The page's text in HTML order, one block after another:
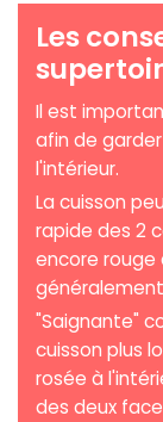
Les
Il est
afin de
l'intérieur.
La cuisson
rapide des 2
encore rouge
"Saignante"
cuisson plus
rosée à
des deux